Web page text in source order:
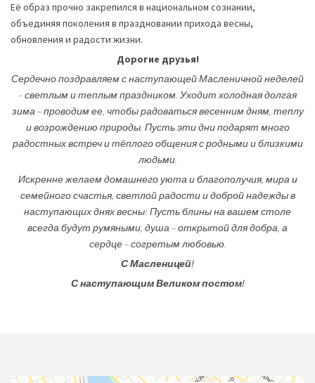
Её образ прочно закрепился в национальном сознании,
объединяя поколения в праздновании прихода весны,
обновления и радости жизни.
Дорогие друзья!
Сердечно поздравляем с наступающей Масленичной неделей
– светлым и теплым праздником. Уходит холодная долгая
зима – проводим ее, чтобы радоваться весенним дням, теплу
и возрождению природы. Пусть эти дни подарят много
радостных встреч и тёплого общения с родными и близкими
людьми.
Искренне желаем домашнего уюта и благополучия, мира и
семейного счастья, светлой радости и доброй надежды в
наступающих днях весны! Пусть блины на вашем столе
всегда будут румяными, душа – открытой для добра, а
сердце – согретым любовью.
С Масленицей!
С наступающим Великом постом!